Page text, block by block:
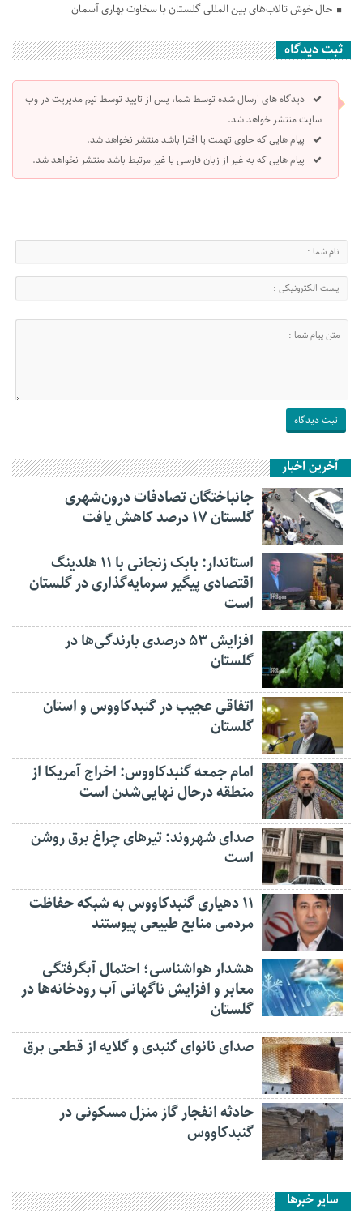
حال خوش تالاب‌های بین المللی گلستان با سخاوت بهاری آسمان
ثبت دیدگاه
دیدگاه های ارسال شده توسط شما، پس از تایید توسط تیم مدیریت در وب
سایت منتشر خواهد شد.
پیام هایی که حاوی تهمت یا افترا باشد منتشر نخواهد شد.
پیام هایی که به غیر از زبان فارسی یا غیر مرتبط باشد منتشر نخواهد شد.
آخرین اخبار
جانباختگان تصادفات درون‌شهری
گلستان ۱۷ درصد کاهش یافت
استاندار: بابک زنجانی با ۱۱ هلدینگ
اقتصادی پیگیر سرمایه‌گذاری در گلستان
است
افزایش ۵۳ درصدی بارندگی‌ها در
گلستان
اتفاقی عجیب در‌ گنبدکاووس و استان
گلستان
امام جمعه گنبدکاووس: اخراج آمریکا از
منطقه درحال نهایی‌شدن است
صدای شهروند: تیرهای چراغ برق روشن
است
۱۱ دهیاری گنبدکاووس به شبکه حفاظت
مردمی منابع طبیعی پیوستند
هشدار هواشناسی؛ احتمال آبگرفتگی
معابر و افزایش ناگهانی آب رودخانه‌ها در
گلستان
صدای نانوای گنبدی و گلایه از قطعی برق
حادثه انفجار گاز منزل مسکونی در
گنبدکاووس
سایر خبرها